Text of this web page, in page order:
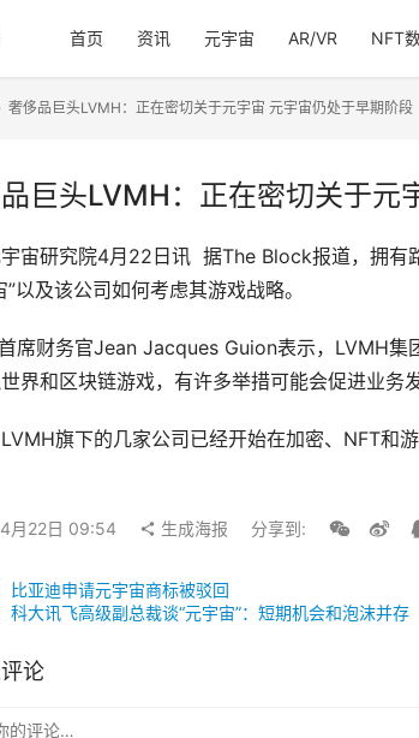
首页 资讯 元宇宙 AR/VR NFT
奢侈品巨头LVMH：正在密切关于元宇宙 元宇宙仍处于早期阶段
巨头LVMH：正在密切关于元
宙研究院4月22日讯  据The Block报道，拥有
”以及该公司如何考虑其游戏战略。
席财务官Jean Jacques Guion表示，LVMH
界和区块链游戏，有许多举措可能会促进业务
旗下的几家公司已经开始在加密、NFT和游
月22日 09:54 生成海报 分享到:
比亚迪申请元宇宙商标被驳回
科大讯飞高级副总裁谈“元宇宙”：短期机会和泡沫并存
论